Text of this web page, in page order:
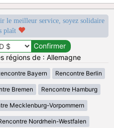
le meilleur service, soyez solidaire
plaît
régions de : Allemagne
Bayern Rencontre Berlin
Bremen Rencontre Hamburg
Mecklenburg-Vorpommern
Nordrhein-Westfalen